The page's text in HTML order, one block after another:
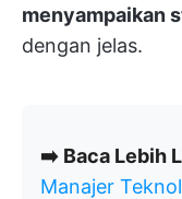
menyampaikan
dengan jelas.
➡️ Baca Lebih
Manajer